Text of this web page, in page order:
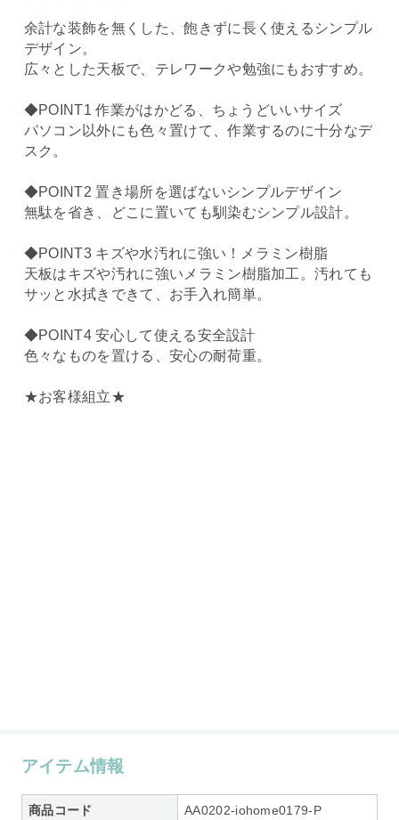
余計な装飾を無くした、飽きずに長く使えるシンプル
デザイン。
広々とした天板で、テレワークや勉強にもおすすめ。
◆POINT1 作業がはかどる、ちょうどいいサイズ
パソコン以外にも色々置けて、作業するのに十分なデ
スク。
◆POINT2 置き場所を選ばないシンプルデザイン
無駄を省き、どこに置いても馴染むシンプル設計。
◆POINT3 キズや水汚れに強い！メラミン樹脂
天板はキズや汚れに強いメラミン樹脂加工。汚れても
サッと水拭きできて、お手入れ簡単。
◆POINT4 安心して使える安全設計
色々なものを置ける、安心の耐荷重。
★お客様組立★
アイテム情報
商品コード AA0202-iohome0179-P